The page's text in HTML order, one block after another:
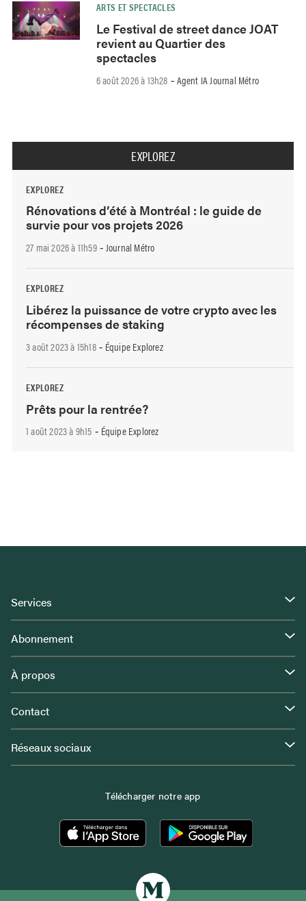
ARTS ET SPECTACLES
Le Festival de street dance JOAT
revient au Quartier des
spectacles
6 août 2026 à 13h28 - Agent IA Journal Métro
EXPLOREZ
EXPLOREZ
Rénovations d’été à Montréal : le guide de
survie pour vos projets 2026
27 mai 2026 à 11h59- Journal Métro
EXPLOREZ
Libérez la puissance de votre crypto avec les
récompenses de staking
3 août 2023 à 15h18- Équipe Explorez
EXPLOREZ
Prêts pour la rentrée?
1 août 2023 à 9h15 - Équipe Explorez
Services
Abonnement
À propos
Contact
Réseaux sociaux
Télécharger notre app